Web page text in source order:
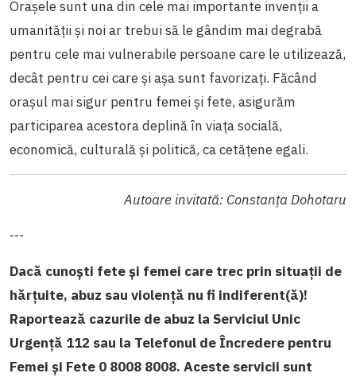
Orașele sunt una din cele mai importante invenții a
umanității și noi ar trebui să le gândim mai degrabă
pentru cele mai vulnerabile persoane care le utilizează,
decât pentru cei care și așa sunt favorizați. Făcând
orașul mai sigur pentru femei și fete, asigurăm
participarea acestora deplină în viața socială,
economică, culturală și politică, ca cetățene egali.
Autoare invitată: Constanța Dohotaru
---
Dacă cunoști fete și femei care trec prin situații de
hărțuite, abuz sau violență nu fi indiferent(ă)!
Raportează cazurile de abuz la Serviciul Unic
Urgență 112 sau la Telefonul de Încredere pentru
Femei și Fete 0 8008 8008. Aceste servicii sunt